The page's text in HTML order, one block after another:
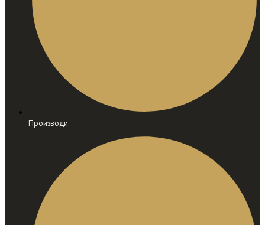
Производи